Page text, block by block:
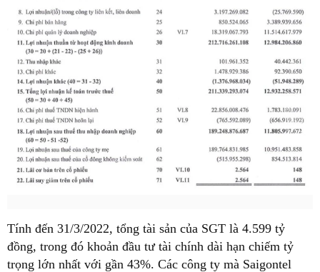
Tính đến 31/3/2022, tổng tài sản của SGT là 4.599 tỷ
đồng, trong đó khoản đầu tư tài chính dài hạn chiếm tỷ
trọng lớn nhất với gần 43%. Các công ty mà Saigontel